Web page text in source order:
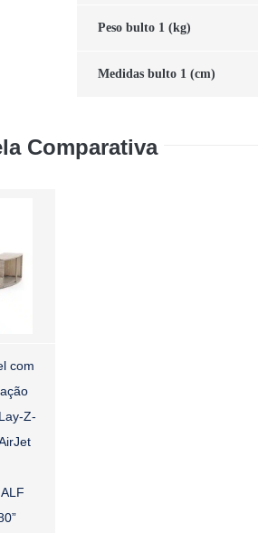
Peso bulto 1 (kg)
Medidas bulto 1 (cm)
Comparativa
com
Z-